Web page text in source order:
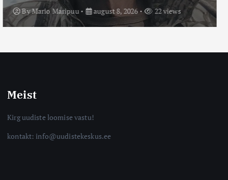
ByMario Maripuu august 8, 2026 14 views
Meist
Kirg uudiste loomise vastu!
kontakt: info@uudistekeskus.ee